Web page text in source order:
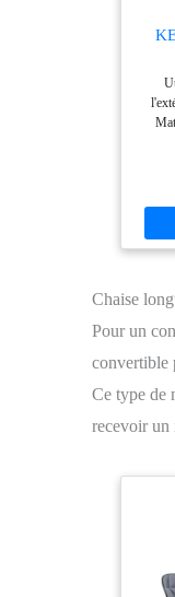
84
Chaise
Pour un
convertible
Ce type de
recevoir un